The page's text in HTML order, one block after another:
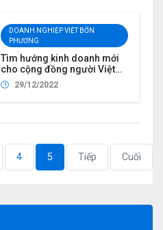
DOANH NGHIỆP VIỆT BỐN
PHƯƠNG
Tìm hướng kinh doanh mới
cho cộng đồng người Việt
Nam tại Ukraine
29/12/2022
4 5 Tiếp Cuối